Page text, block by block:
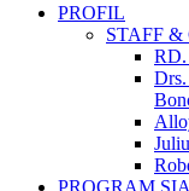
PROFIL
STAFF &
RD.
PROGRAM